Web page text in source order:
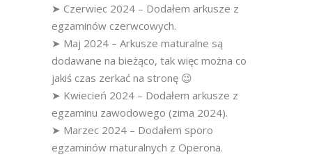
➤ Czerwiec 2024 – Dodałem arkusze z
egzaminów czerwcowych.
➤ Maj 2024 – Arkusze maturalne są
dodawane na bieżąco, tak więc można co
jakiś czas zerkać na stronę 😉
➤ Kwiecień 2024 – Dodałem arkusze z
egzaminu zawodowego (zima 2024).
➤ Marzec 2024 – Dodałem sporo
egzaminów maturalnych z Operona.